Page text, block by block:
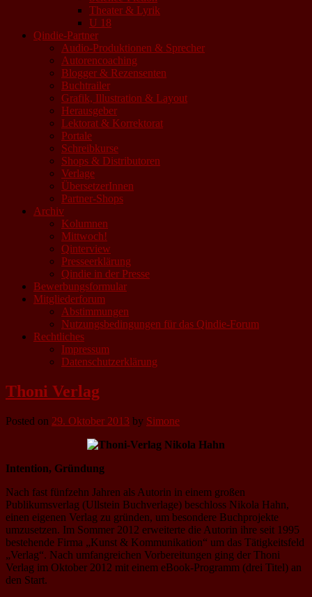
Theater & Lyrik
U 18
Qindie-Partner
Audio-Produktionen & Sprecher
Autorencoaching
Blogger & Rezensenten
Buchtrailer
Grafik, Illustration & Layout
Herausgeber
Lektorat & Korrektorat
Portale
Schreibkurse
Shops & Distributoren
Verlage
ÜbersetzerInnen
Partner-Shops
Archiv
Kolumnen
Mittwoch!
Qinterview
Presseerklärung
Qindie in der Presse
Bewerbungsformular
Mitgliederforum
Abstimmungen
Nutzungsbedingungen für das Qindie-Forum
Rechtliches
Impressum
Datenschutzerklärung
Thoni Verlag
Posted on 29. Oktober 2013 by Simone
Intention, Gründung
Nach fast fünfzehn Jahren als Autorin in einem großen
Publikumsverlag (Ullstein Buchverlage) beschloss Nikola Hahn,
einen eigenen Verlag zu gründen, um besondere Buchprojekte
umzusetzen. Im Sommer 2012 erweiterte die Autorin ihre seit 1995
bestehende Firma „Kunst & Kommunikation“ um das Tätigkeitsfeld
„Verlag“. Nach umfangreichen Vorbereitungen ging der Thoni
Verlag im Oktober 2012 mit einem eBook-Programm (drei Titel) an
den Start.